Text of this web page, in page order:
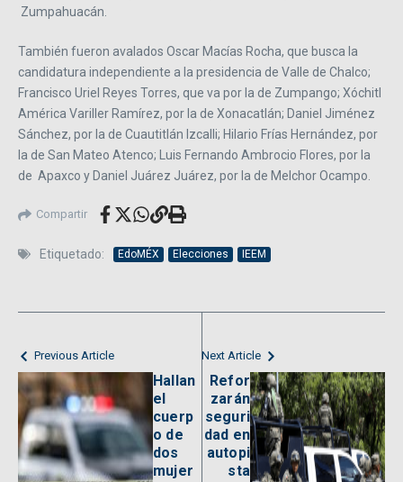
Zumpahuacán.
También fueron avalados Oscar Macías Rocha, que busca la
candidatura independiente a la presidencia de Valle de Chalco;
Francisco Uriel Reyes Torres, que va por la de Zumpango; Xóchitl
América Variller Ramírez, por la de Xonacatlán; Daniel Jiménez
Sánchez, por la de Cuautitlán Izcalli; Hilario Frías Hernández, por
la de San Mateo Atenco; Luis Fernando Ambrocio Flores, por la
de Apaxco y Daniel Juárez Juárez, por la de Melchor Ocampo.
Compartir
Etiquetado: EdoMÉX Elecciones IEEM
Previous Article
Hallan
el
cuerp
o de
dos
mujer
Next Article
Refor
zarán
seguri
dad en
autopi
sta